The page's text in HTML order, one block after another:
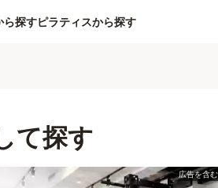
ら探すピラティスから探す
て探す